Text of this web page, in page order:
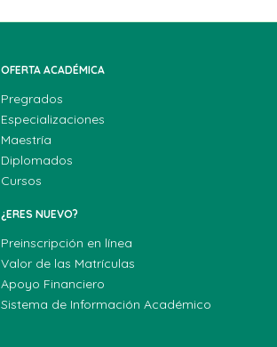
OFERTA ACADÉMICA
Pregrados
Especializaciones
Maestría
Diplomados
Cursos
¿ERES NUEVO?
Preinscripción en línea
Valor de las Matrículas
Apoyo Financiero
Sistema de Información Académico